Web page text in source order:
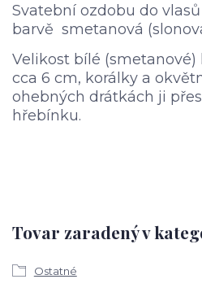
Svatební ozdobu do
barvě smetanová
Velikost bílé
cca 6 cm, korálky a
ohebných drátkách ji
hřebínku.
Tovar zaradený v
Ostatné